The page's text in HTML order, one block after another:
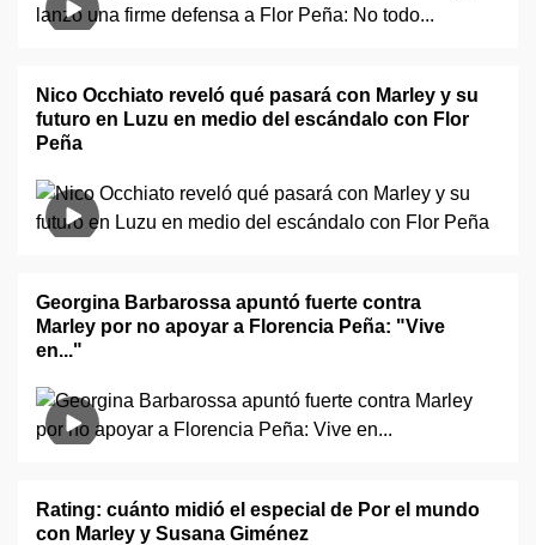
Nico Occhiato reveló qué pasará con Marley y su
futuro en Luzu en medio del escándalo con Flor
Peña
Georgina Barbarossa apuntó fuerte contra
Marley por no apoyar a Florencia Peña: "Vive
en..."
Rating: cuánto midió el especial de Por el mundo
con Marley y Susana Giménez